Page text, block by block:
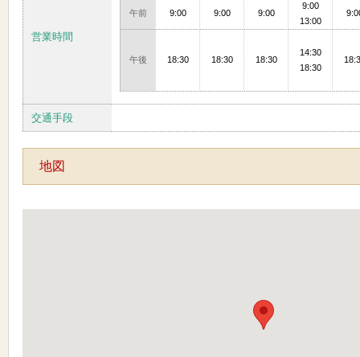
営業時間
午前 9:00 9:00 9:00
9:00
13:00
午後 18:30 18:30 18:30
14:30
18:30
交通手段
地図